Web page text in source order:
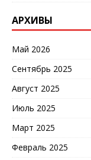
АРХИВЫ
Май 2026
Сентябрь 2025
Август 2025
Июль 2025
Март 2025
Февраль 2025